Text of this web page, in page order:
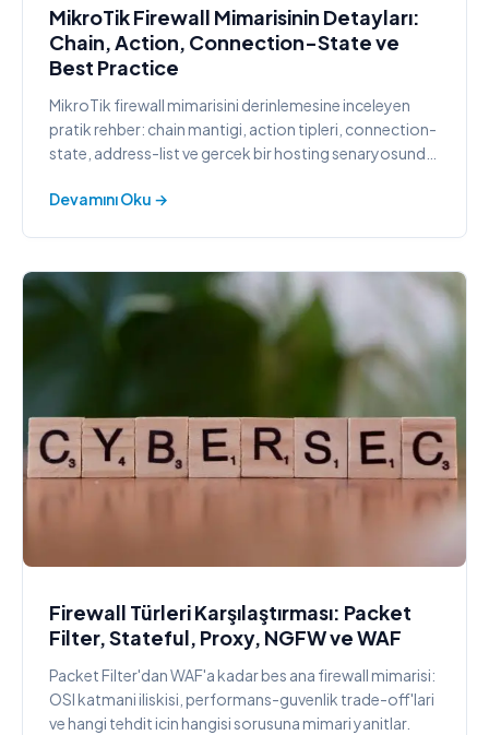
MikroTik Firewall Mimarisinin Detayları:
Chain, Action, Connection-State ve
Best Practice
MikroTik firewall mimarisini derinlemesine inceleyen
pratik rehber: chain mantigi, action tipleri, connection-
state, address-list ve gercek bir hosting senaryosunda
Devamını Oku →
Firewall Türleri Karşılaştırması: Packet
Filter, Stateful, Proxy, NGFW ve WAF
Packet Filter'dan WAF'a kadar bes ana firewall mimarisi:
OSI katmani iliskisi, performans-guvenlik trade-off'lari
ve hangi tehdit icin hangisi sorusuna mimari yanitlar.